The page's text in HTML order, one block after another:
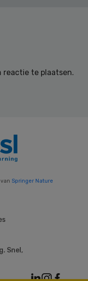
reactie te plaatsen.
Springer Nature
Snel,